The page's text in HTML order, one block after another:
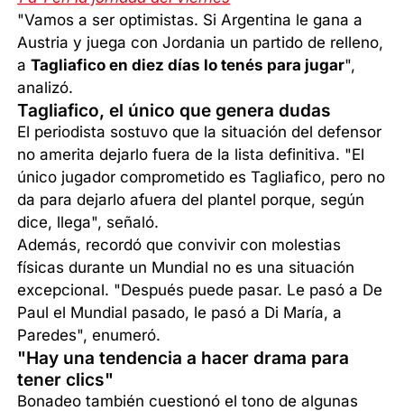
"Vamos a ser optimistas. Si Argentina le gana a
Austria y juega con Jordania un partido de relleno,
aTagliafico en diez días lo tenés para jugar",
analizó.
Tagliafico, el único que genera dudas
El periodista sostuvo que la situación del defensor
no amerita dejarlo fuera de la lista definitiva. "El
único jugador comprometido es Tagliafico, pero no
da para dejarlo afuera del plantel porque, según
dice, llega", señaló.
Además, recordó que convivir con molestias
físicas durante un Mundial no es una situación
excepcional. "Después puede pasar. Le pasó a De
Paul el Mundial pasado, le pasó a Di María, a
Paredes", enumeró.
"Hay una tendencia a hacer drama para
tener clics"
Bonadeo también cuestionó el tono de algunas